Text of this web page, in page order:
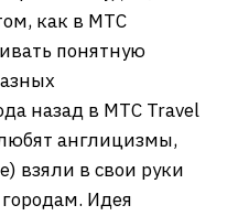
как в МТС
понятную
назад в МТС Travel
англицизмы,
взяли в свои руки
Идея